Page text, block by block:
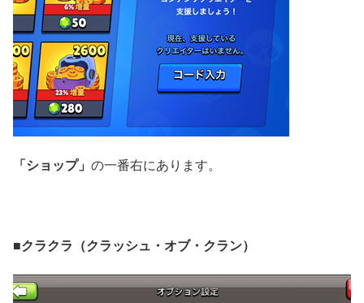
「ショップ」 の一番右にあります。
■クラクラ（クラッシュ・オブ・クラン）